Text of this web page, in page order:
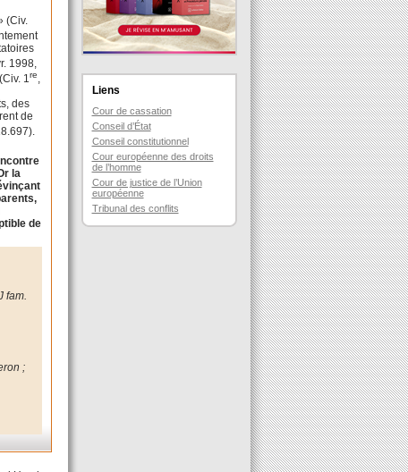
(Civ.
1998,
1re,
des
de
la
de
fam.
;
Liens
Cour de cassation
Conseil d’État
Conseil constitutionnel
Cour européenne des droits
de l’homme
Cour de justice de l’Union
européenne
Tribunal des conflits